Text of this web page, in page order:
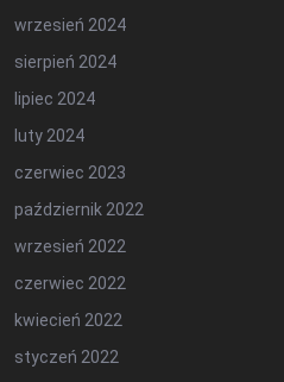
wrzesień 2024
sierpień 2024
lipiec 2024
luty 2024
czerwiec 2023
październik 2022
wrzesień 2022
czerwiec 2022
kwiecień 2022
styczeń 2022